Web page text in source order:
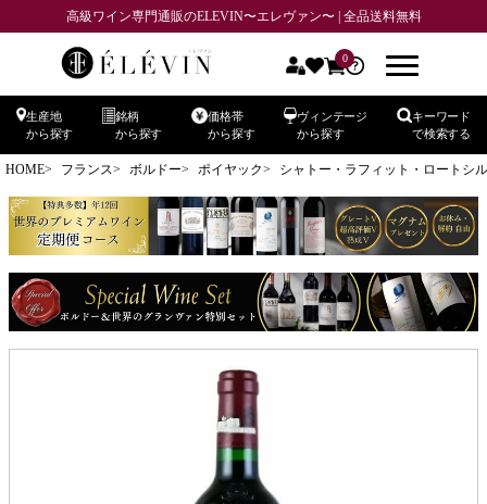
高級ワイン専門通販のELEVIN〜エレヴァン〜 | 全品送料無料
0
生産地
から探す
銘柄
から探す
価格帯
から探す
ヴィンテージ
から探す
キーワード
で検索する
HOME フランス ボルドー ポイヤック シャトー・ラフィット・ロートシ